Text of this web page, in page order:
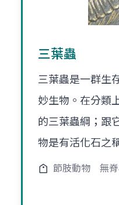
三葉蟲
三葉蟲是一群生
妙生物。在分類
的三葉蟲綱；跟
物是有活化石之
節肢動物 無